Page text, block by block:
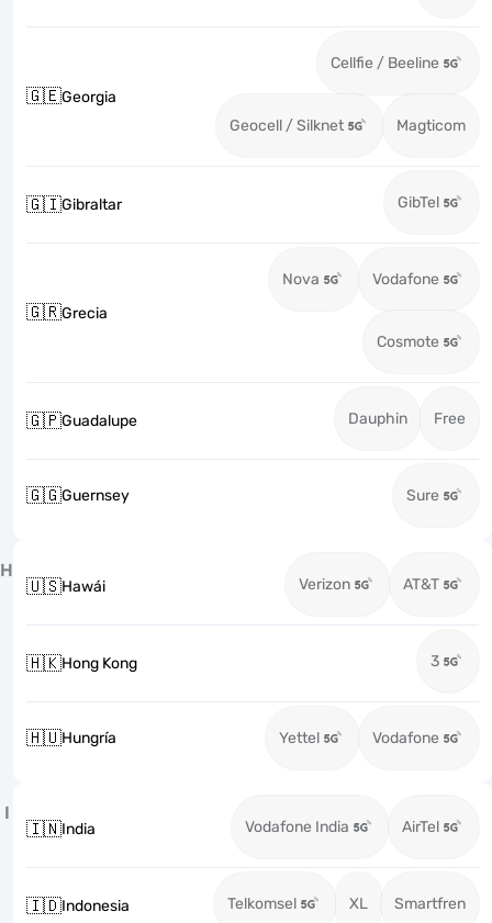
🇬🇪Georgia
Cellfie / Beeline
Geocell / Silknet Magticom
🇬🇮Gibraltar GibTel
🇬🇷Grecia
Nova Vodafone
Cosmote
🇬🇵Guadalupe Dauphin Free
🇬🇬Guernsey Sure
H
🇺🇸Hawái Verizon AT&T
🇭🇰Hong Kong 3
🇭🇺Hungría Yettel Vodafone
I
🇮🇳India Vodafone India AirTel
🇮🇩Indonesia Telkomsel XL Smartfren